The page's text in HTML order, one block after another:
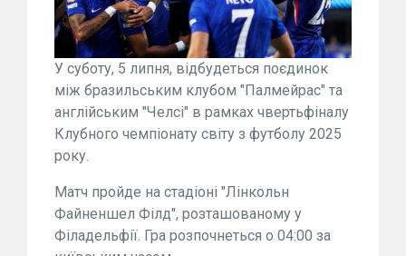
У суботу, 5 липня, відбудеться поєдинок
між бразильським клубом "Палмейрас" та
англійським "Челсі" в рамках чвертьфіналу
Клубного чемпіонату світу з футболу 2025
року.
Матч пройде на стадіоні "Лінкольн
Файненшел Філд", розташованому у
Філадельфії. Гра розпочнеться о 04:00 за